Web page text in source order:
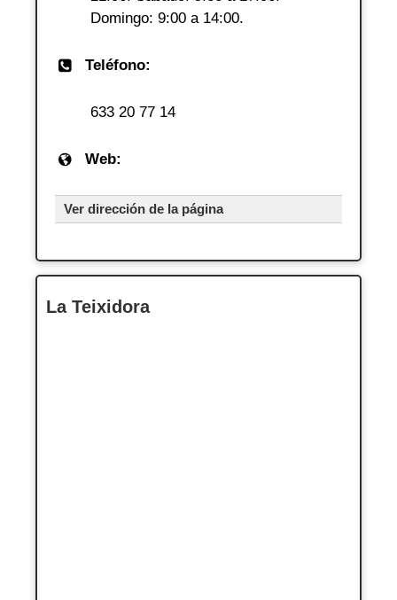
Domingo: 9:00 a 14:00.
Teléfono:
633 20 77 14
Web:
Ver dirección de la página
La Teixidora